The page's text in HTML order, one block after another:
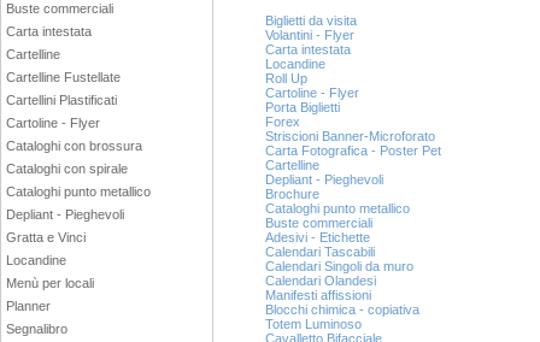
Buste commerciali
Carta intestata
Cartelline
Cartelline Fustellate
Cartellini Plastificati
Cartoline - Flyer
Cataloghi con brossura
Cataloghi con spirale
Cataloghi punto metallico
Depliant - Pieghevoli
Gratta e Vinci
Locandine
Menù per locali
Planner
Segnalibro
Biglietti da visita
Volantini - Flyer
Carta intestata
Locandine
Roll Up
Cartoline - Flyer
Porta Biglietti
Forex
Striscioni Banner-Microforato
Carta Fotografica - Poster Pet
Cartelline
Depliant - Pieghevoli
Brochure
Cataloghi punto metallico
Buste commerciali
Adesivi - Etichette
Calendari Tascabili
Calendari Singoli da muro
Calendari Olandesi
Manifesti affissioni
Blocchi chimica - copiativa
Totem Luminoso
Cavalletto Bifacciale